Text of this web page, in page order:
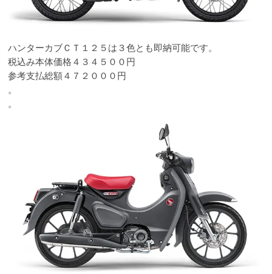
ハンターカブＣＴ１２５は３色とも即納可能です。
税込み本体価格４３４５００円
参考支払総額４７２０００円
。
。